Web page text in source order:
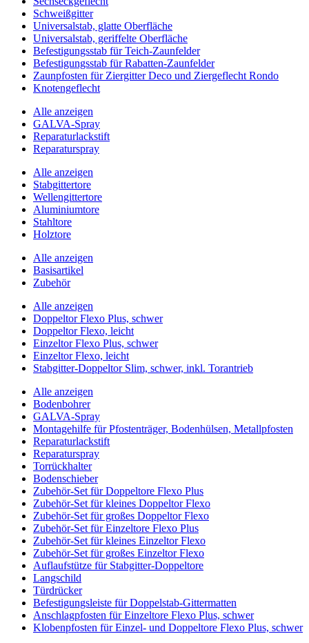
Schweißgitter
Universalstab, glatte Oberfläche
Universalstab, geriffelte Oberfläche
Befestigungsstab für Teich-Zaunfelder
Befestigungsstab für Rabatten-Zaunfelder
Zaunpfosten für Ziergitter Deco und Ziergeflecht Rondo
Knotengeflecht
Alle anzeigen
GALVA-Spray
Reparaturlackstift
Reparaturspray
Alle anzeigen
Stabgittertore
Wellengittertore
Aluminiumtore
Stahltore
Holztore
Alle anzeigen
Basisartikel
Zubehör
Alle anzeigen
Doppeltor Flexo Plus, schwer
Doppeltor Flexo, leicht
Einzeltor Flexo Plus, schwer
Einzeltor Flexo, leicht
Stabgitter-Doppeltor Slim, schwer, inkl. Torantrieb
Alle anzeigen
Bodenbohrer
GALVA-Spray
Montagehilfe für Pfostenträger, Bodenhülsen, Metallpfosten
Reparaturlackstift
Reparaturspray
Torrückhalter
Bodenschieber
Zubehör-Set für Doppeltore Flexo Plus
Zubehör-Set für kleines Doppeltor Flexo
Zubehör-Set für großes Doppeltor Flexo
Zubehör-Set für Einzeltore Flexo Plus
Zubehör-Set für kleines Einzeltor Flexo
Zubehör-Set für großes Einzeltor Flexo
Auflaufstütze für Stabgitter-Doppeltore
Langschild
Türdrücker
Befestigungsleiste für Doppelstab-Gittermatten
Anschlagpfosten für Einzeltore Flexo Plus, schwer
Klobenpfosten für Einzel- und Doppeltore Flexo Plus, schwer